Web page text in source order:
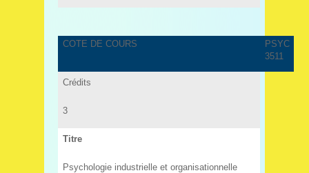
COTE DE COURS
PSYC
3511
Crédits
3
Titre
Psychologie industrielle et organisationnelle